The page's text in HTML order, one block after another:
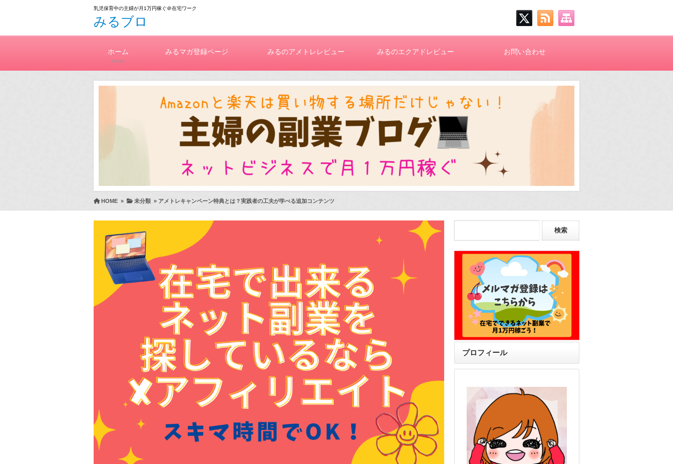
乳児保育中の主婦が月1万円稼ぐ＠在宅ワーク
みるブロ
ホーム
home
みるマガ登録ページ みるのアメトレレビュー みるのエクアドレビュー お問い合わせ
HOME » 未分類 » アメトレキャンペーン特典とは？実践者の工夫が学べる追加コンテンツ
プロフィール